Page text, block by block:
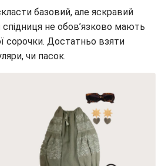
базовий, але яскравий
не обов’язково мають
сорочки. Достатньо взяти
чи пасок.